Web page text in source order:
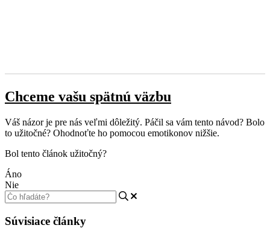
Chceme vašu spätnú väzbu
Váš názor je pre nás veľmi dôležitý. Páčil sa vám tento návod? Bolo
to užitočné? Ohodnoťte ho pomocou emotikonov nižšie.
Bol tento článok užitočný?
Áno
Nie
Súvisiace články